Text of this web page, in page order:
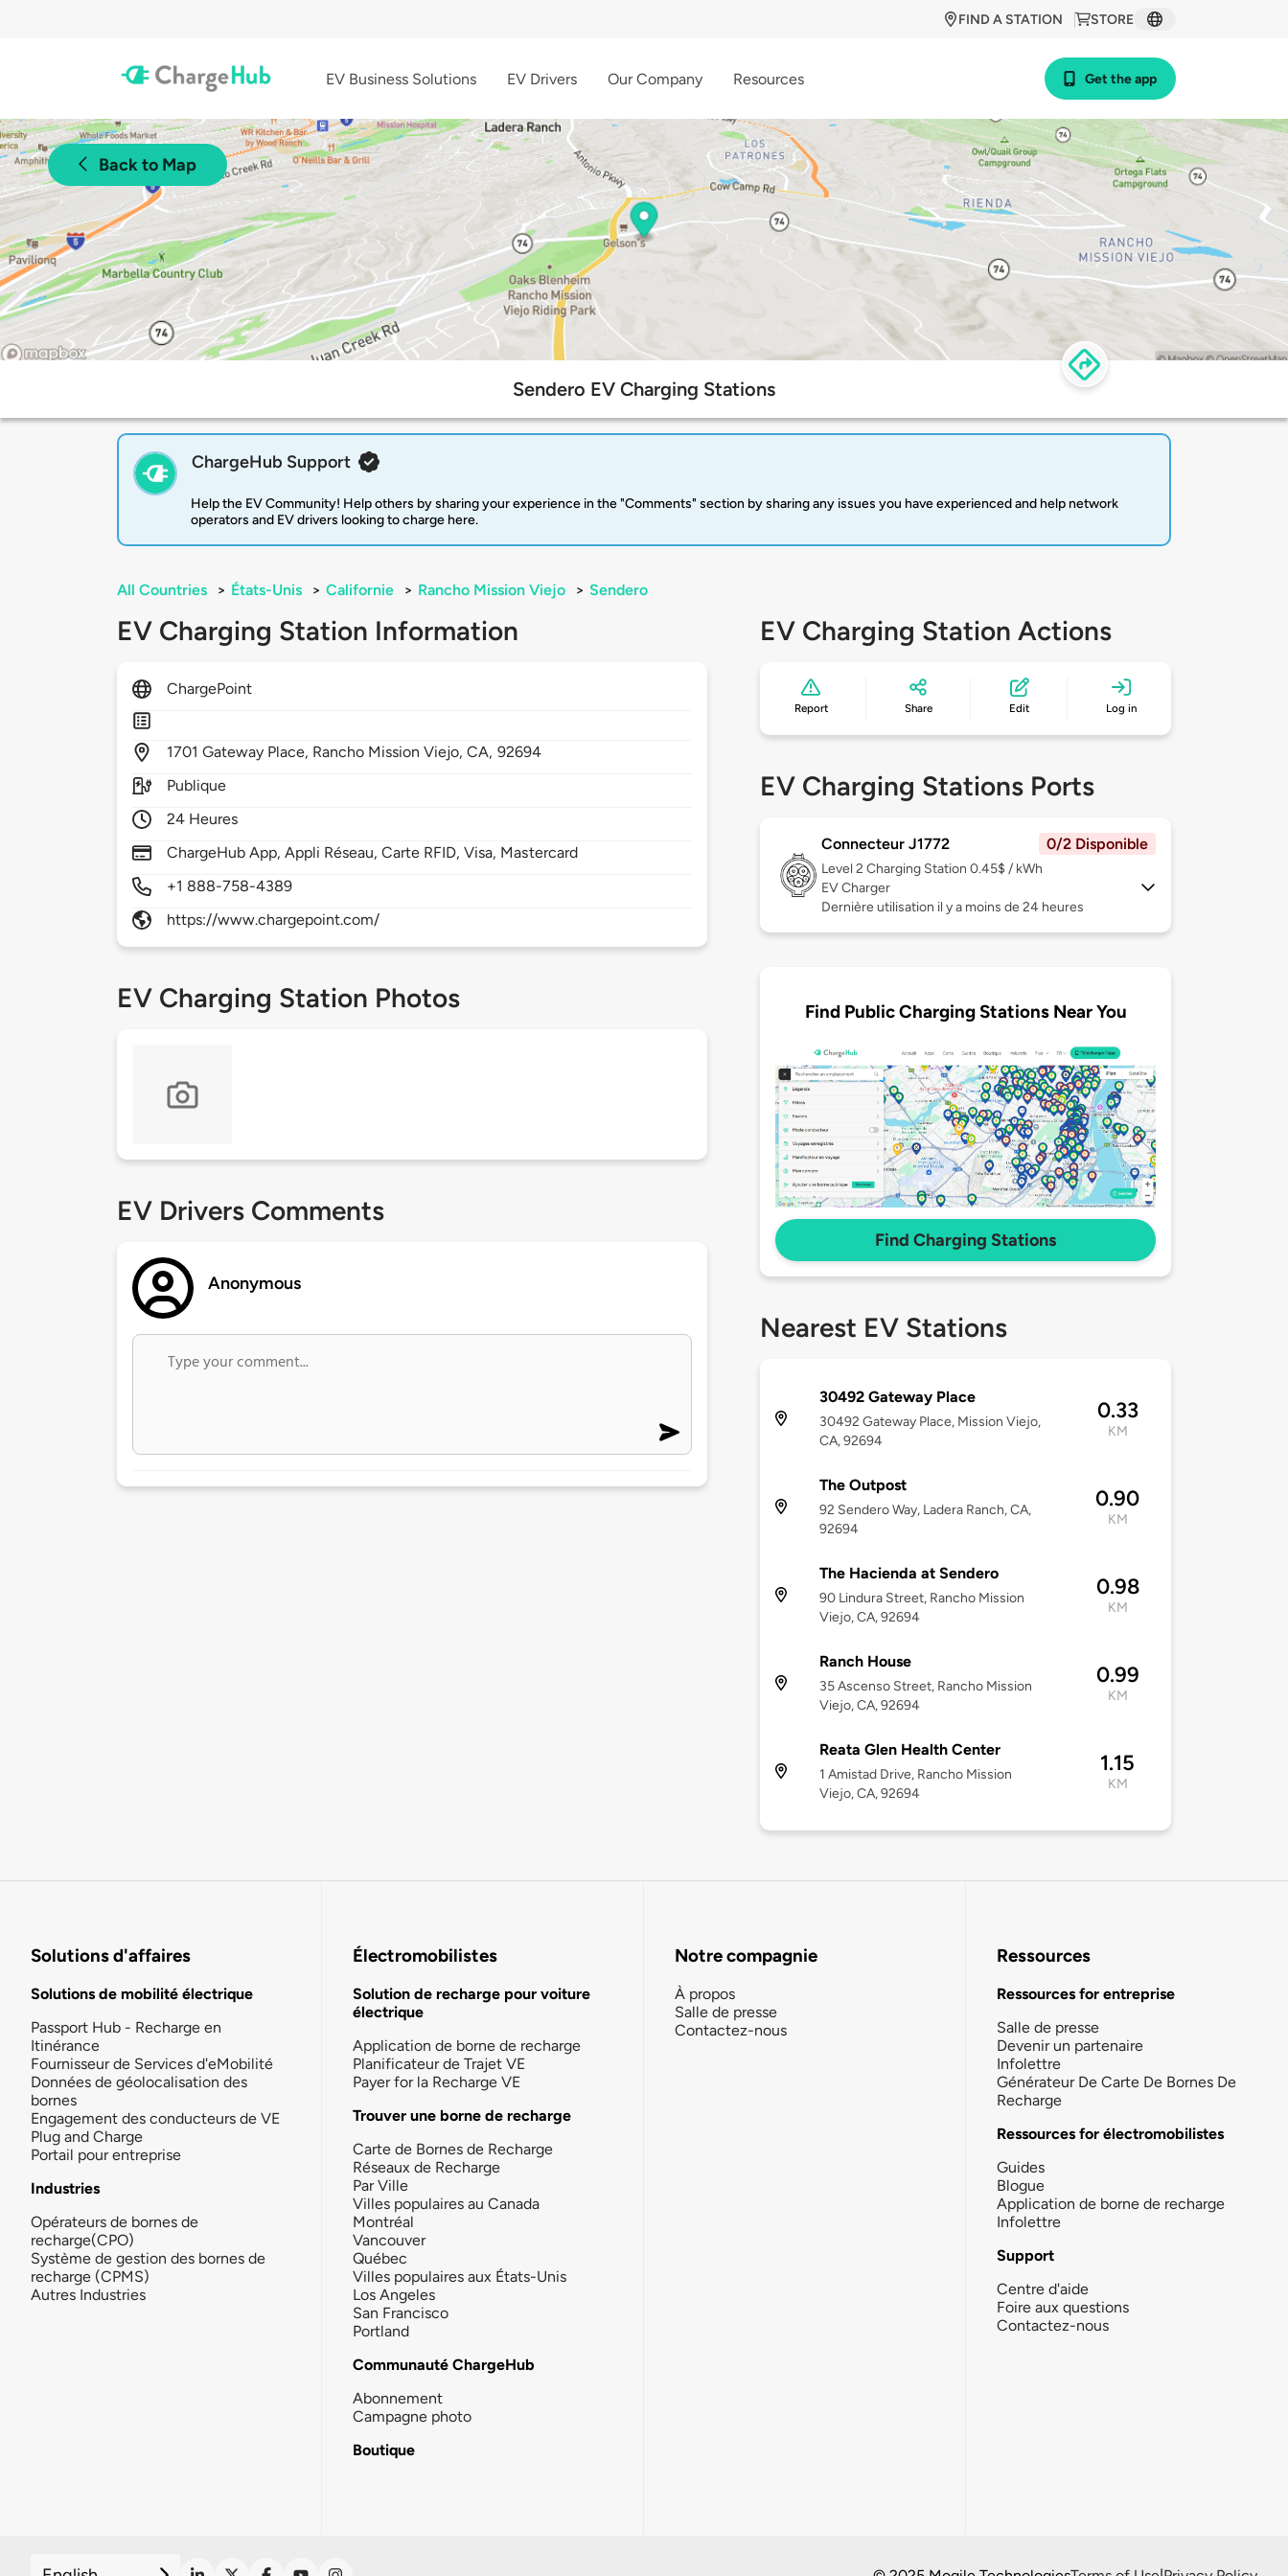
STORE
FIND A STATION
EV Business Solutions EV Drivers Our Company Resources Get the app
Back to Map
Sendero EV Charging Stations
ChargeHub Support
Help the EV Community! Help others by sharing your experience in the "Comments" section by sharing any issues you have experienced and help network
operators and EV drivers looking to charge here.
All Countries > États-Unis > Californie > Rancho Mission Viejo > Sendero
EV Charging Station Information
ChargePoint
1701Gateway Place, Rancho Mission Viejo,CA, 92694
Publique
24 Heures
ChargeHub App, Appli Réseau, Carte RFID, Visa, Mastercard
+1 888-758-4389
https://www.chargepoint.com/
EV Charging Station Photos
EV Drivers Comments
Anonymous
EV Charging Station Actions
Report Share Edit Log in
EV Charging Stations Ports
Connecteur J1772 0/2 Disponible
Level 2 Charging Station 0.45$ / kWh
EV Charger
Dernière utilisation il y a moins de 24 heures
Find Public Charging Stations Near You
Find Charging Stations
Nearest EV Stations
30492 Gateway Place
30492 Gateway Place, Mission Viejo,
CA, 92694
0.33
KM
The Outpost
92 Sendero Way, Ladera Ranch, CA,
92694
0.90
KM
The Hacienda at Sendero
90 Lindura Street, Rancho Mission
Viejo, CA, 92694
0.98
KM
Ranch House
35 Ascenso Street, Rancho Mission
Viejo, CA, 92694
0.99
KM
Reata Glen Health Center
1 Amistad Drive, Rancho Mission
Viejo, CA, 92694
1.15
KM
Solutions d'affaires
Solutions de mobilité électrique
Passport Hub - Recharge en
Itinérance
Fournisseur de Services d'eMobilité
Données de géolocalisation des
bornes
Engagement des conducteurs de VE
Plug and Charge
Portail pour entreprise
Industries
Opérateurs de bornes de
recharge(CPO)
Système de gestion des bornes de
recharge (CPMS)
Autres Industries
Électromobilistes
Solution de recharge pour voiture
électrique
Application de borne de recharge
Planificateur de Trajet VE
Payer for la Recharge VE
Trouver une borne de recharge
Carte de Bornes de Recharge
Réseaux de Recharge
Par Ville
Villes populaires au Canada
Montréal
Vancouver
Québec
Villes populaires aux États-Unis
Los Angeles
San Francisco
Portland
Communauté ChargeHub
Abonnement
Campagne photo
Boutique
Notre compagnie
À propos
Salle de presse
Contactez-nous
Ressources
Ressources for entreprise
Salle de presse
Devenir un partenaire
Infolettre
Générateur De Carte De Bornes De
Recharge
Ressources for électromobilistes
Guides
Blogue
Application de borne de recharge
Infolettre
Support
Centre d'aide
Foire aux questions
Contactez-nous